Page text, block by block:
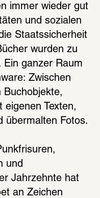
nicht
immer wieder gut
und sozialen
Staatssicherheit
wurden zu
Ein ganzer Raum
Zwischen
Buchobjekte,
eigenen Texten,
übermalten Fotos.
und
Jahrzehnte hat
an Zeichen